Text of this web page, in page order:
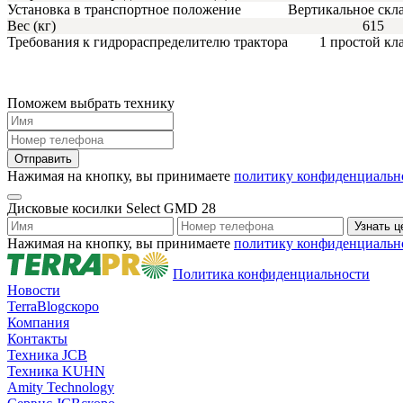
Установка в транспортное положение
Вертикальное
Вес (кг)
615
Требования к гидрораспределителю трактора
1 простой
Поможем выбрать технику
Нажимая на кнопку, вы принимаете политику
Дисковые косилки Select GMD 28
Нажимая на кнопку, вы принимаете политику
Политика конфиденциальности
Новости
TerraBlogскоро
Компания
Контакты
Техника JCB
Техника KUHN
Amity Technology